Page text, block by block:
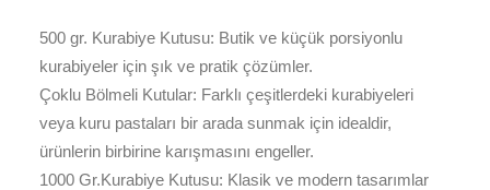
500 gr. Kurabiye Kutusu: Butik ve küçük porsiyonlu
kurabiyeler için şık ve pratik çözümler.
Çoklu Bölmeli Kutular: Farklı çeşitlerdeki kurabiyeleri
veya kuru pastaları bir arada sunmak için idealdir,
ürünlerin birbirine karışmasını engeller.
1000 Gr.Kurabiye Kutusu: Klasik ve modern tasarımlar